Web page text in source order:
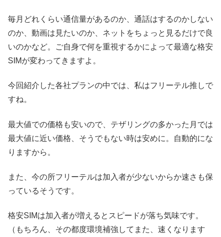
毎月どれくらい通信量があるのか、通話はするのかしない
のか、動画は見たいのか、ネットをちょっと見るだけで良
いのかなど。ご自身で何を重視するかによって最適な格安
SIMが変わってきますよ。
今回紹介した各社プランの中では、私はフリーテル推しで
すね。
最大値での価格も安いので、テザリングの多かった月では
最大値に近い価格、そうでもない時は安めに。自動的にな
りますから。
また、今の所フリーテルは加入者が少ないからか速さも保
っているそうです。
格安SIMは加入者が増えるとスピードが落ち気味です。
（もちろん、その都度環境補強してまた、速くなります